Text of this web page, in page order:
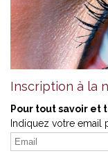
Inscription à la
Pour tout savoir et
Indiquez votre email